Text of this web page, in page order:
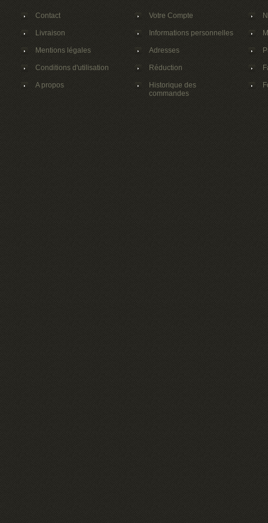
Contact
Livraison
Mentions légales
Conditions d'utilisation
A propos
Votre Compte
Informations personnelles
Adresses
Réduction
Historique des
commandes